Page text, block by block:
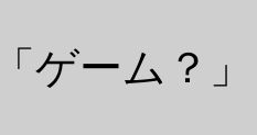
ゲーム？」